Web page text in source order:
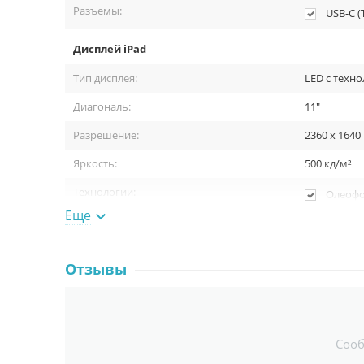
Разъемы:
USB-C
Дисплей iPad
Тип дисплея:
LED с
Диагональ:
11"
Разрешение:
2360 x
Яркость:
500 кд/м²
Технологии:
16
Еще 
Отзывы